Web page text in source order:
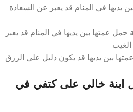
يديها في المنام قد يعبر عن السعادة
عمتها بين يديها في المنام قد يعبر
الغيب
بين يديها قد يكون دليل على الرزق
ابنة خالي على كتفي في